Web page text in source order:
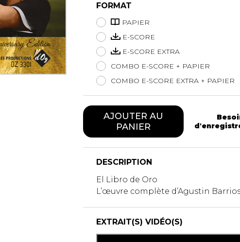
Tuba
Ukulélé
Violon
Violoncelle
Voix
FORMAT
PAPIER
E-SCORE
E-SCORE EXTRA
COMBO E-SCORE + PAPIER
COMBO E-SCORE EXTRA + PAPIER
AJOUTER AU
PANIER
DESCRIPTION
El Libro de Oro
L’œuvre complète d’Agustin
EXTRAIT(S) VIDÉO(S)